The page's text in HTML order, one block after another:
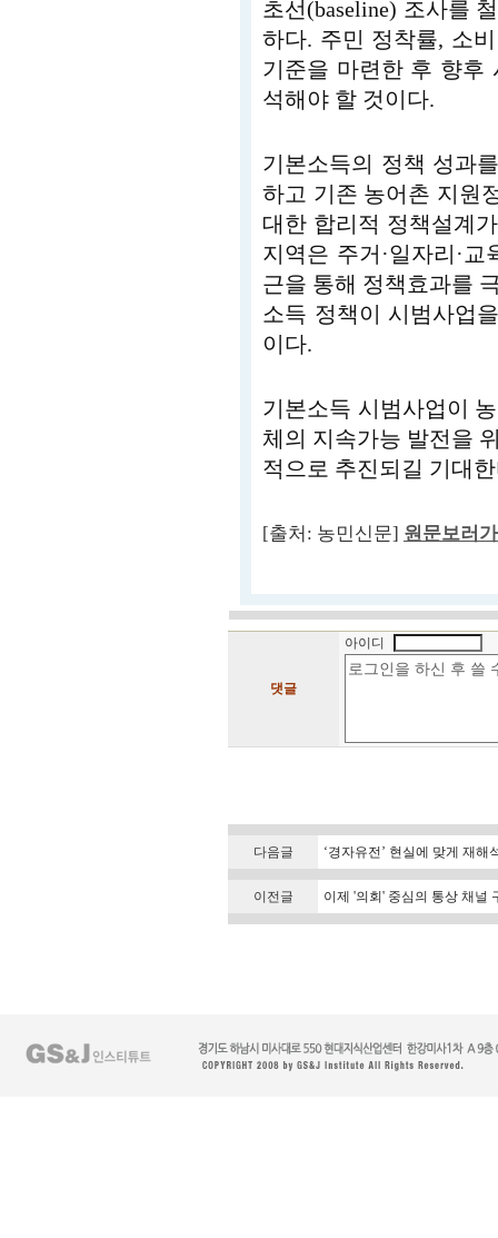
초선(baseline) 조사를
하다. 주민 정착률, 소
기준을 마련한 후 향후
석해야 할 것이다.
기본소득의 정책 성과
하고 기존 농어촌 지원
대한 합리적 정책설계
지역은 주거·일자리·
근을 통해 정책효과를
소득 정책이 시범사업
이다.
기본소득 시범사업이
체의 지속가능 발전을
적으로 추진되길 기대
[출처: 농민신문] 원문보러
댓글
아이디
다음글 ‘경자유전’ 현실에 맞게 재해
이전글 이제 '의회' 중심의 통상 채널